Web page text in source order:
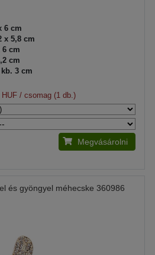
6 cm
x 5,8 cm
6 cm
cm
kb. 3 cm
/ csomag (1 db.)
Megvásárolni
és gyöngyel méhecske 360986